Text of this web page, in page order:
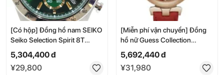
[Có hộp] Đồng hồ nam SEIKO
Seiko Selection Spirit 8T
Chrono SBTR017 Quartz
Chronograph hiển thị ngày, vỏ
thép không gỉ x dây da, màu
5,304,400 đ
¥29,800
[Miễn phí vận chuyển] Đồng
hồ nữ Guess Collection
Y20004L3 GC Ladybelle dây
da mới
5,692,440 đ
¥31,980